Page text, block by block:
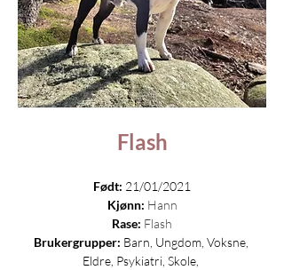
Flash
Født: 21/01/2021
Kjønn: Hann
Rase: Flash
Brukergrupper: Barn, Ungdom, Voksne,
Eldre, Psykiatri, Skole,